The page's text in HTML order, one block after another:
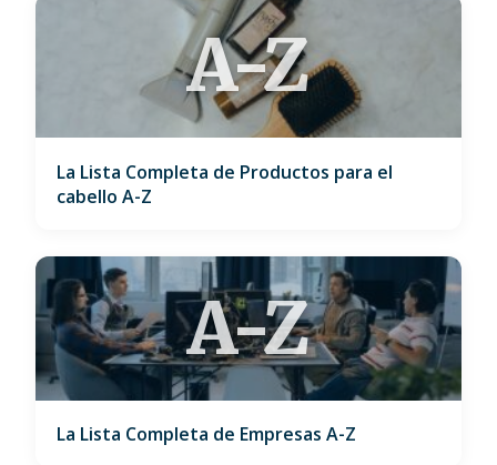
A-Z
La Lista Completa de Productos para el
cabello A-Z
A-Z
La Lista Completa de Empresas A-Z